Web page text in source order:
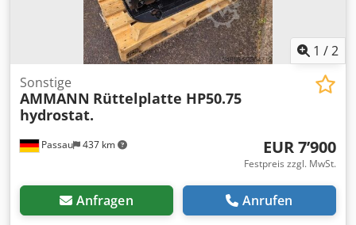
1 /2
Passau 437 km
Sonstige
AMMANN Rüttelplatte HP50.75
hydrostat.
EUR 7’900
Festpreis zzgl. MwSt.
Anfragen Anrufen